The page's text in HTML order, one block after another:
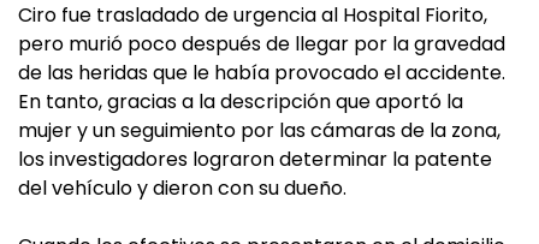
Ciro fue trasladado de urgencia al Hospital Fiorito,
pero murió poco después de llegar por la gravedad
de las heridas que le había provocado el accidente.
En tanto, gracias a la descripción que aportó la
mujer y un seguimiento por las cámaras de la zona,
los investigadores lograron determinar la patente
del vehículo y dieron con su dueño.